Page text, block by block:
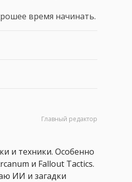
время начинать.
Главный редактор
и техники. Особенно
и Fallout Tactics.
ИИ и загадки